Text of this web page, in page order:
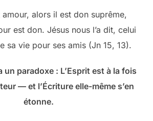
amour, alors il est don suprême,
est don. Jésus nous l’a dit, celui
sa vie pour ses amis (Jn 15, 13).
un paradoxe : L’Esprit est à la fois
— et l’Écriture elle-même s’en
étonne.